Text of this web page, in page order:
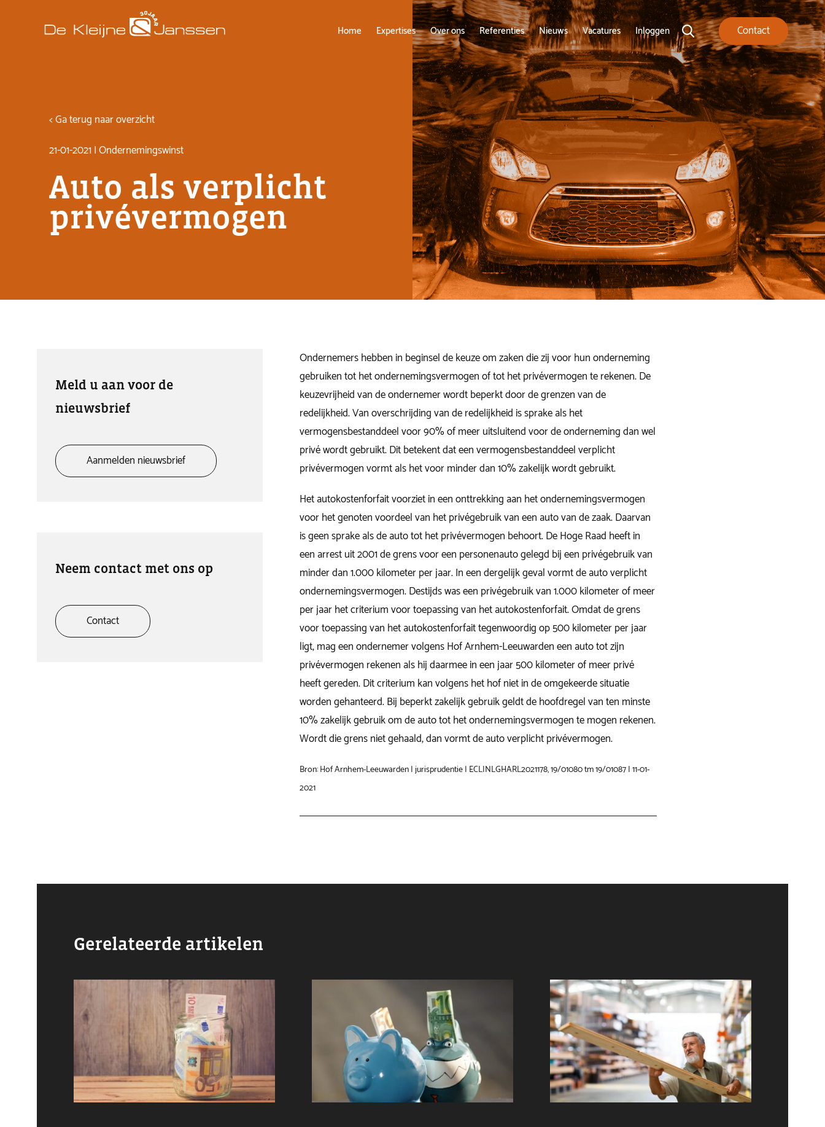
Home Expertises Over ons Referenties Nieuws Vacatures Inloggen Contact
< Ga terug naar overzicht
21-01-2021 | Ondernemingswinst
Auto als verplicht
privévermogen
Meld u aan voor de
nieuwsbrief
Aanmelden nieuwsbrief
Neem contact met ons op
Contact
Ondernemers hebben in beginsel de keuze om zaken die zij voor hun onderneming
gebruiken tot het ondernemingsvermogen of tot het privévermogen te rekenen. De
keuzevrijheid van de ondernemer wordt beperkt door de grenzen van de
redelijkheid. Van overschrijding van de redelijkheid is sprake als het
vermogensbestanddeel voor 90% of meer uitsluitend voor de onderneming dan wel
privé wordt gebruikt. Dit betekent dat een vermogensbestanddeel verplicht
privévermogen vormt als het voor minder dan 10% zakelijk wordt gebruikt.
Het autokostenforfait voorziet in een onttrekking aan het ondernemingsvermogen
voor het genoten voordeel van het privégebruik van een auto van de zaak. Daarvan
is geen sprake als de auto tot het privévermogen behoort. De Hoge Raad heeft in
een arrest uit 2001 de grens voor een personenauto gelegd bij een privégebruik van
minder dan 1.000 kilometer per jaar. In een dergelijk geval vormt de auto verplicht
ondernemingsvermogen. Destijds was een privégebruik van 1.000 kilometer of meer
per jaar het criterium voor toepassing van het autokostenforfait. Omdat de grens
voor toepassing van het autokostenforfait tegenwoordig op 500 kilometer per jaar
ligt, mag een ondernemer volgens Hof Arnhem-Leeuwarden een auto tot zijn
privévermogen rekenen als hij daarmee in een jaar 500 kilometer of meer privé
heeft gereden. Dit criterium kan volgens het hof niet in de omgekeerde situatie
worden gehanteerd. Bij beperkt zakelijk gebruik geldt de hoofdregel van ten minste
10% zakelijk gebruik om de auto tot het ondernemingsvermogen te mogen rekenen.
Wordt die grens niet gehaald, dan vormt de auto verplicht privévermogen.
Bron: Hof Arnhem-Leeuwarden | jurisprudentie | ECLINLGHARL2021178, 19/01080 tm 19/01087 | 11-01-
2021
Gerelateerde artikelen